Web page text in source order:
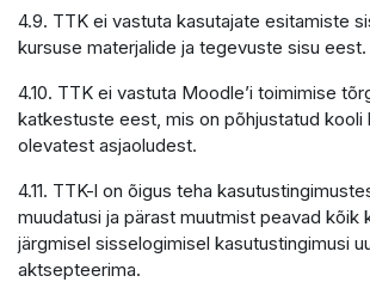
4.9. TTK ei vastuta kasutajate esitamiste
kursuse materjalide ja tegevuste sisu eest.
4.10. TTK ei vastuta Moodle’i toimimise
katkestuste eest, mis on põhjustatud kooli
olevatest asjaoludest.
4.11. TTK-l on õigus teha
muudatusi ja pärast muutmist peavad kõik
järgmisel sisselogimisel kasutustingimusi
aktsepteerima.